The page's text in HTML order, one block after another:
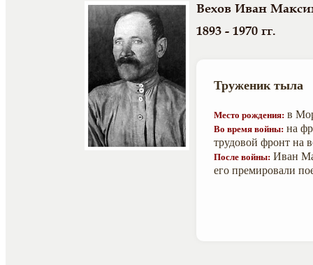
Вехов Иван
1893 - 1970 гг.
Труженик тыла
Место рождения: в
Во время войны: на
трудовой фронт на
После войны: Иван
его премировали